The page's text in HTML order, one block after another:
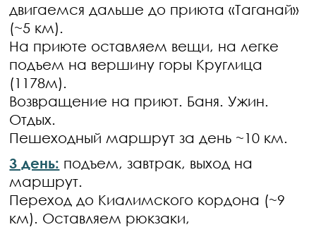
двигаемся дальше до приюта «Таганай»
(~5 км).
На приюте оставляем вещи, на легке
подъем на вершину горы Круглица
(1178м).
Возвращение на приют. Баня. Ужин.
Отдых.
Пешеходный маршрут за день ~10 км.
3 день: подъем, завтрак, выход на
маршрут.
Переход до Киалимского кордона (~9
км). Оставляем рюкзаки,